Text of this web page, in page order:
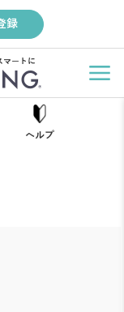
録
マートに
ヘルプ